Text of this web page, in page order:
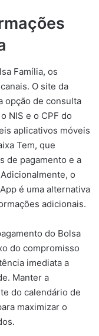
Família, os
O site da
opção de consulta
NIS e o CPF do
aplicativos móveis
Tem, que
de pagamento e a
o
é uma alternativa
adicionais.
do Bolsa
do compromisso
imediata a
Manter a
do calendário de
maximizar o